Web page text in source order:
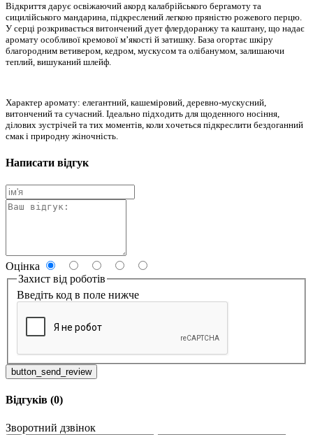
Відкриття дарує освіжаючий акорд калабрійського бергамоту та
сицилійського мандарина, підкреслений легкою пряністю рожевого перцю.
У серці розкривається витончений дует флердоранжу та каштану, що надає
аромату особливої кремової м’якості й затишку. База огортає шкіру
благородним ветивером, кедром, мускусом та олібанумом, залишаючи
теплий, вишуканий шлейф.
Характер аромату: елегантний, кашеміровий, деревно-мускусний,
витончений та сучасний. Ідеально підходить для щоденного носіння,
ділових зустрічей та тих моментів, коли хочеться підкреслити бездоганний
смак і природну жіночність.
Написати відгук
Оцінка
Захист від роботів
Введіть код в поле нижче
button_send_review
Відгуків (0)
Зворотний дзвінок